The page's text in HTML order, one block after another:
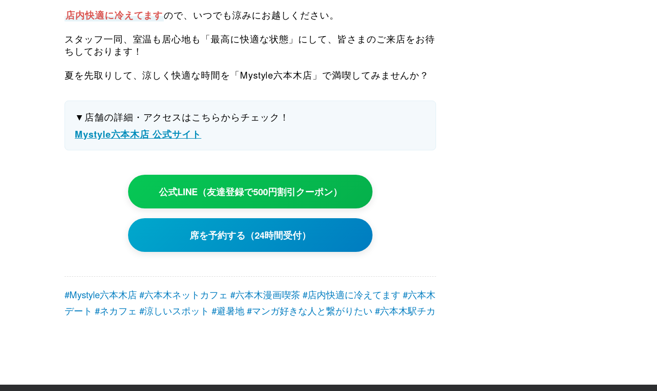
店内快適に冷えてますので、いつでも涼みにお越しください。
スタッフ一同、室温も居心地も「最高に快適な状態」にして、皆さまのご来店をお待
ちしております！
夏を先取りして、涼しく快適な時間を「Mystyle六本木店」で満喫してみませんか？
▼店舗の詳細・アクセスはこちらからチェック！
Mystyle六本木店 公式サイト
公式LINE（友達登録で500円割引クーポン）
席を予約する（24時間受付）
#Mystyle六本木店 #六本木ネットカフェ #六本木漫画喫茶 #店内快適に冷えてます #六本木
デート #ネカフェ #涼しいスポット #避暑地 #マンガ好きな人と繋がりたい #六本木駅チカ